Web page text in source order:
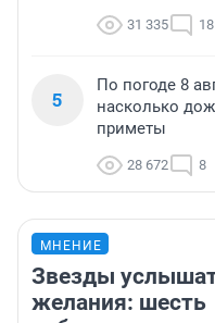
31 335 18
5
По погоде 8
насколько
приметы
28 672 8
МНЕНИЕ
Звезды
желания: шесть